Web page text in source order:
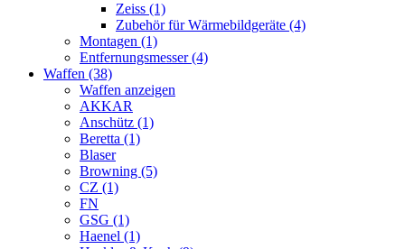
Zeiss (1)
Zubehör für Wärmebildgeräte (4)
Montagen (1)
Entfernungsmesser (4)
Waffen (38)
Waffen anzeigen
AKKAR
Anschütz (1)
Beretta (1)
Blaser
Browning (5)
CZ (1)
FN
GSG (1)
Haenel (1)